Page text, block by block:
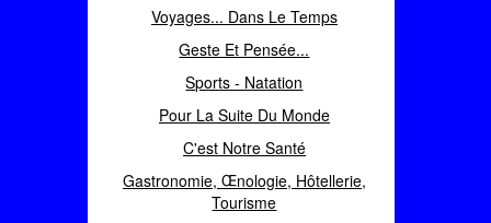
Voyages... Dans Le Temps
Geste Et Pensée...
Sports - Natation
Pour La Suite Du Monde
C'est Notre Santé
Gastronomie, Œnologie, Hôtellerie,
Tourisme